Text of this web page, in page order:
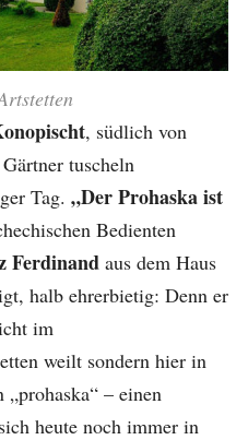
, südlich von
tuscheln
Tag. „Der Prohaska ist
Bedienten
Ferdinand aus dem Haus
halb ehrerbietig: Denn er
im
weilt sondern hier in
– einen
heute noch immer in